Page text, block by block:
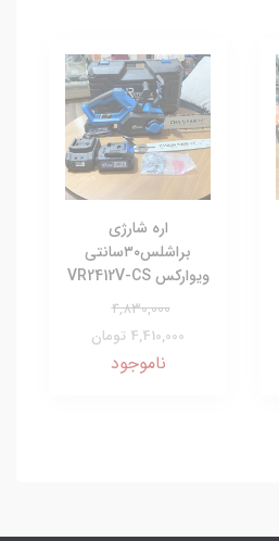
اره شارژی
براشلس۳۰سانتی
ویوارکس VR2412V-CS
4,830,000
4,410,000 تومان
ناموجود